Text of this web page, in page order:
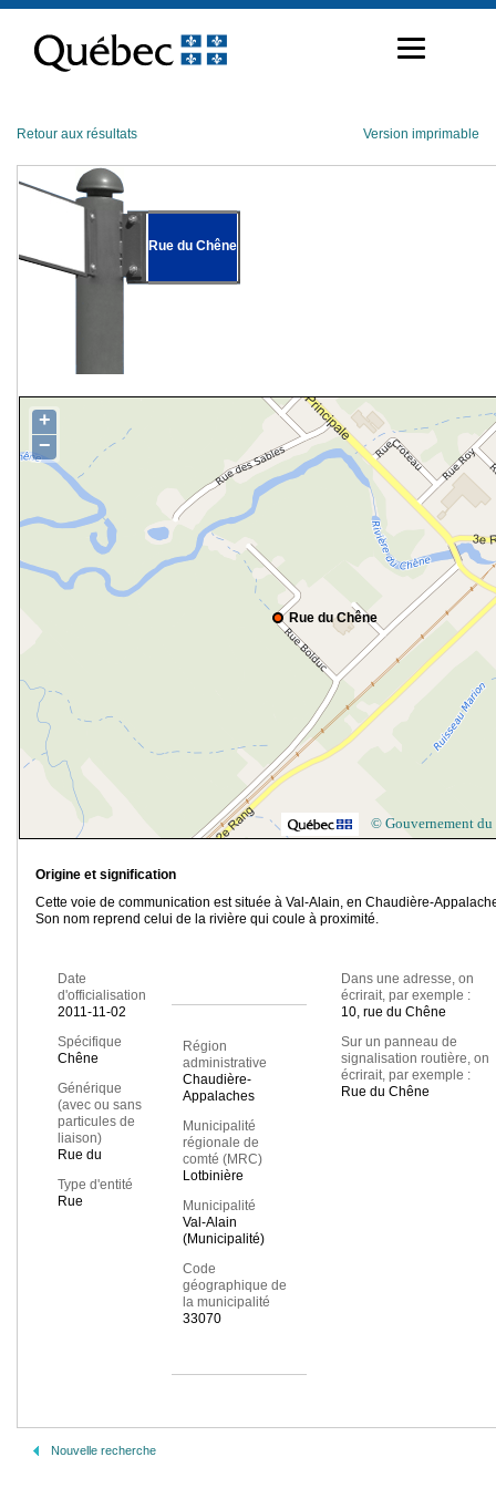
contenu
Retour aux résultats Version imprimable
Rue du Chêne
Rue du Chêne
+
−
© Gouvernement du
Origine et signification
Cette voie de communication est située à Val-Alain, en Chaudière-
Son nom reprend celui de la rivière qui coule à proximité.
Date
d'officialisation
2011-11-02
Spécifique
Chêne
Générique
(avec ou sans
particules de
liaison)
Rue du
Type d'entité
Rue
Région
administrative
Chaudière-
Appalaches
Municipalité
régionale de
comté (MRC)
Lotbinière
Municipalité
Val-Alain
(Municipalité)
Code
géographique de
la municipalité
33070
Dans une adresse, on
écrirait, par exemple :
10, rue du Chêne
Sur un panneau de
signalisation routière, on
écrirait, par exemple :
Rue du Chêne
Nouvelle recherche